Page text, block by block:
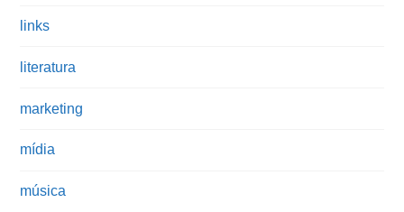
links
literatura
marketing
mídia
música